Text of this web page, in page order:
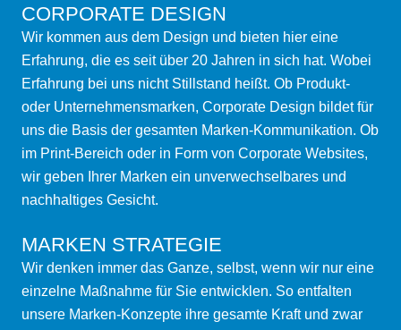
CORPORATE DESIGN
Wir kommen aus dem Design und bieten hier eine
Erfahrung, die es seit über 20 Jahren in sich hat. Wobei
Erfahrung bei uns nicht Stillstand heißt. Ob Produkt-
oder Unternehmensmarken, Corporate Design bildet für
uns die Basis der gesamten Marken-Kommunikation. Ob
im Print-Bereich oder in Form von Corporate Websites,
wir geben Ihrer Marken ein unverwechselbares und
nachhaltiges Gesicht.
MARKEN STRATEGIE
Wir denken immer das Ganze, selbst, wenn wir nur eine
einzelne Maßnahme für Sie entwicklen. So entfalten
unsere Marken-Konzepte ihre gesamte Kraft und zwar